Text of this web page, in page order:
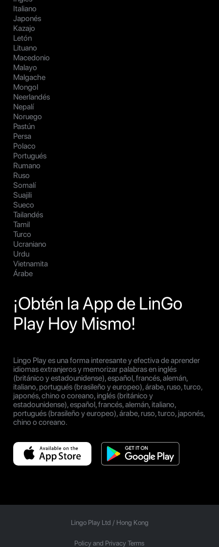
Italiano
Japonés
Kazajo
Letón
Lituano
Macedonio
Malayo
Malgache
Mongol
Neerlandés
Nepalí
Noruego
Pastún
Persa
Polaco
Portugués
Rumano
Ruso
Somalí
Suajili
Sueco
Tailandés
Tamil
Turco
Ucraniano
Urdu
Vietnamita
Árabe
¡Obtén la App de LinGo
Play Hoy Mismo!
Lingo Play es una forma interesante y efectiva de aprender
idiomas extranjeros y memorizar palabras en inglés
(británico y estadounidense), español, francés, alemán,
italiano, portugués (brasileño y europeo), árabe, ruso, turco,
japonés, chino o coreano, inglés (británico y
estadounidense), español, francés, alemán, italiano,
portugués (brasileño y europeo), árabe, ruso, turco, japonés,
chino o coreano.
Lingo Play Ltd / Hong Kong
Policy and Privacy Terms